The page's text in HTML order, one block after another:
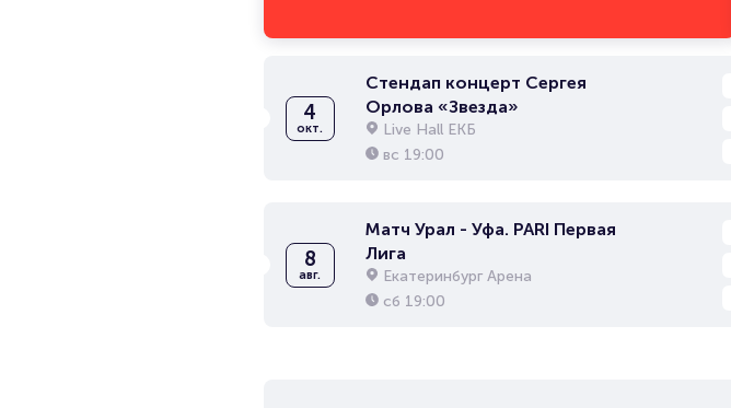
4
окт.
Стендап концерт Сергея
Орлова «Звезда»
Live Hall ЕКБ
вс 19:00
8
авг.
Матч Урал - Уфа. PARI Первая
Лига
Екатеринбург Арена
сб 19:00